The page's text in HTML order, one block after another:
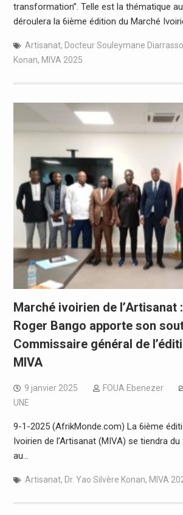
transformation’’. Telle est la thématique
déroulera la 6ième édition du Marché
Artisanat, Docteur Souleymane
Konan, MIVA 2025
Marché ivoirien de l’Artisanat
Roger Bango apporte son
Commissaire général de
MIVA
9 janvier 2025 FOUA Ebenezer
UNE
9-1-2025 (AfrikMonde.com) La 6ième
Ivoirien de l’Artisanat (MIVA) se tiendra
au…
Artisanat, Dr. Yao Silvère Konan, MIVA